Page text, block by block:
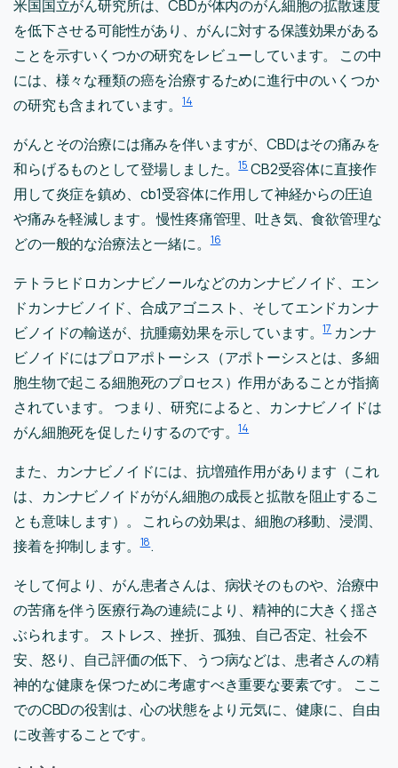
米国国立がん研究所は、CBDが体内のがん細胞の拡散速度
を低下させる可能性があり、がんに対する保護効果がある
ことを示すいくつかの研究をレビューしています。 この中
には、様々な種類の癌を治療するために進行中のいくつか
の研究も含まれています。14
がんとその治療には痛みを伴いますが、CBDはその痛みを
和らげるものとして登場しました。15CB2受容体に直接作
用して炎症を鎮め、cb1受容体に作用して神経からの圧迫
や痛みを軽減します。 慢性疼痛管理、吐き気、食欲管理な
どの一般的な治療法と一緒に。16
テトラヒドロカンナビノールなどのカンナビノイド、エン
ドカンナビノイド、合成アゴニスト、そしてエンドカンナ
ビノイドの輸送が、抗腫瘍効果を示しています。17カンナ
ビノイドにはプロアポトーシス（アポトーシスとは、多細
胞生物で起こる細胞死のプロセス）作用があることが指摘
されています。 つまり、研究によると、カンナビノイドは
がん細胞死を促したりするのです。14
また、カンナビノイドには、抗増殖作用があります（これ
は、カンナビノイドががん細胞の成長と拡散を阻止するこ
とも意味します）。 これらの効果は、細胞の移動、浸潤、
接着を抑制します。18.
そして何より、がん患者さんは、病状そのものや、治療中
の苦痛を伴う医療行為の連続により、精神的に大きく揺さ
ぶられます。 ストレス、挫折、孤独、自己否定、社会不
安、怒り、自己評価の低下、うつ病などは、患者さんの精
神的な健康を保つために考慮すべき重要な要素です。 ここ
でのCBDの役割は、心の状態をより元気に、健康に、自由
に改善することです。